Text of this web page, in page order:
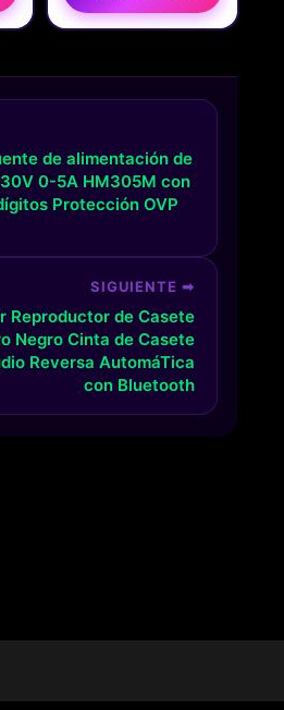
de alimentación de
0-5A HM305M con
Protección OVP
SIGUIENTE ➡
Reproductor de Casete
Negro Cinta de Casete
Reversa AutomáTica
con Bluetooth